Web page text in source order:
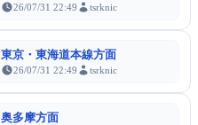
26/07/31 22:49 tsrknic
東京・東海道本線方面
26/07/31 22:49 tsrknic
奥多摩方面